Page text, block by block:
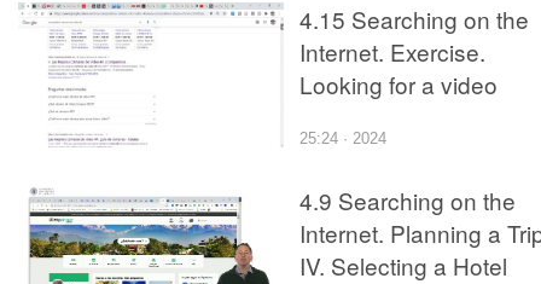
4.15 Searching on the
Internet. Exercise.
Looking for a video
25:24 · 2024
4.9 Searching on the
Internet. Planning a
IV. Selecting a Hotel